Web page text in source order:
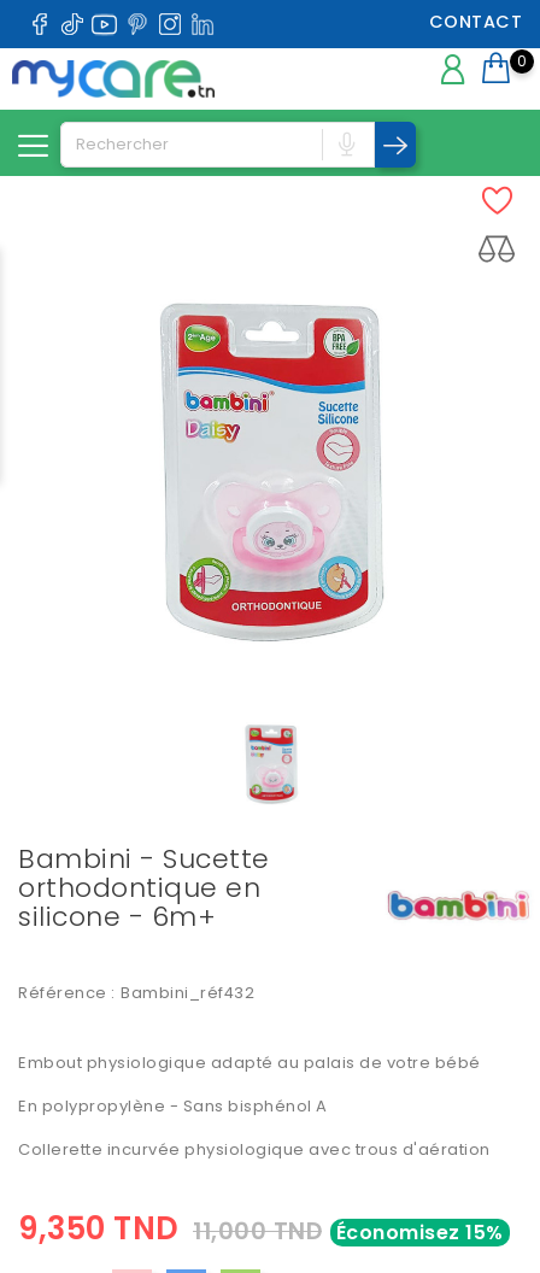
CONTACT
0
Bambini - Sucette
orthodontique en
silicone - 6m+
Référence : Bambini_réf432
Embout physiologique adapté au palais de votre bébé
En polypropylène - Sans bisphénol A
Collerette incurvée physiologique avec trous d'aération
9,350 TND 11,000 TND Économisez 15%